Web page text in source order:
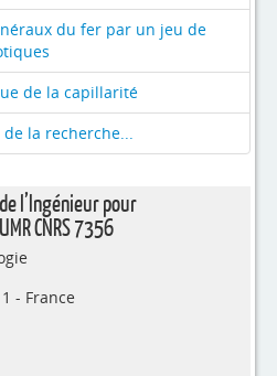
du fer par un jeu de
de la capillarité
la recherche...
l’Ingénieur pour
CNRS 7356
- France